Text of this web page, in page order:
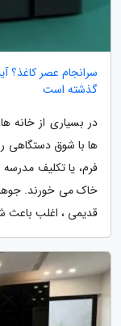
سرانجام عصر کاغذ؟
گذشته است
در بسیاری از خانه
ها با شوق دستگاهی
فرم، یا تکلیف
خاک می خورند.
قدیمی ، اغلب باعث